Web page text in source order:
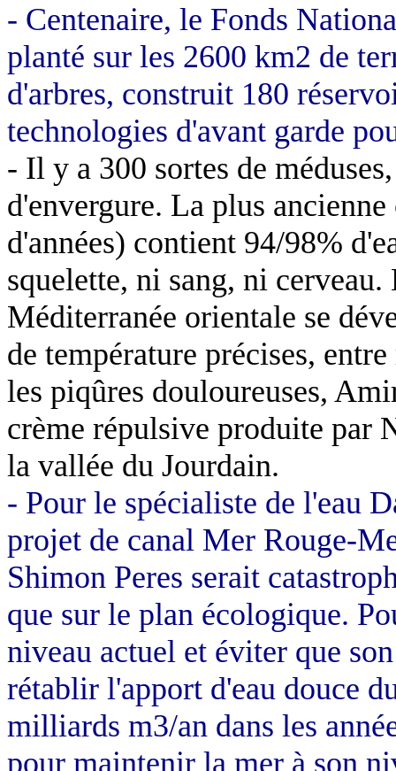
- Centenaire, le Fonds
planté sur les 2600 km2 de
d'arbres, construit 180
technologies d'avant garde
- Il y a 300 sortes de
d'envergure. La plus
d'années) contient 94/98%
squelette, ni sang, ni
Méditerranée orientale se
de température précises,
les piqûres douloureuses,
crème répulsive produite par
la vallée du Jourdain.
- Pour le spécialiste de l'eau
projet de canal Mer Rouge-
Shimon Peres serait
que sur le plan écologique.
niveau actuel et éviter que
rétablir l'apport d'eau douce
milliards m3/an dans les
pour maintenir la mer à son